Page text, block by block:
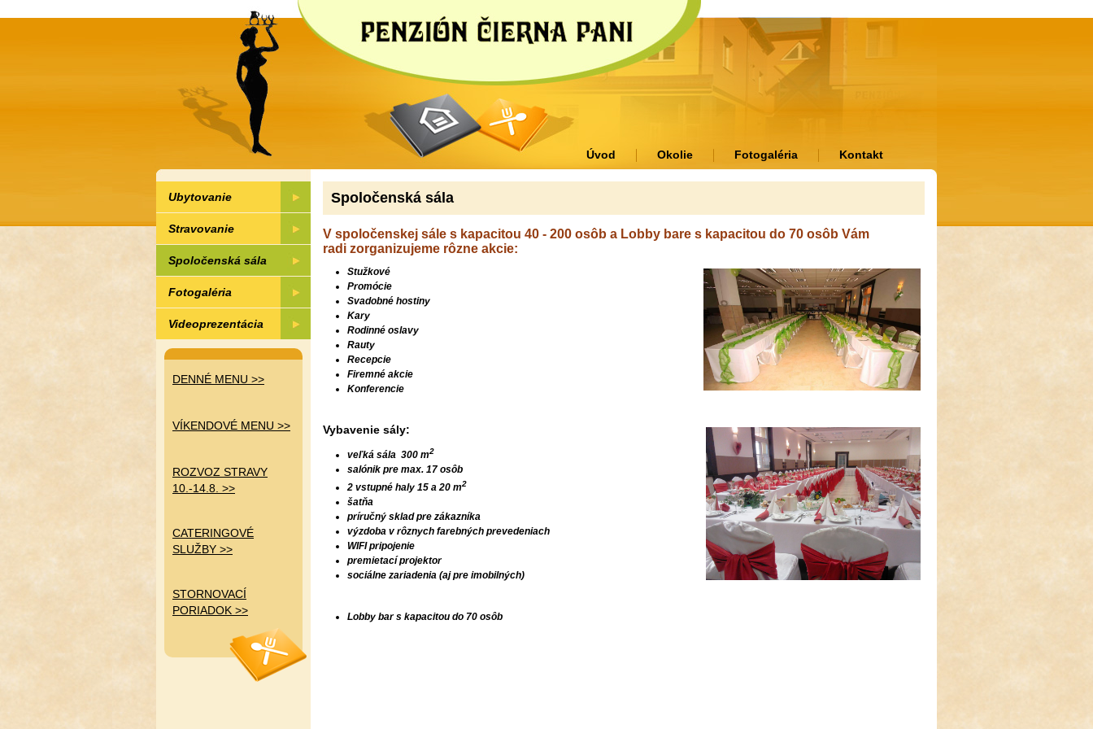
Spoločenská sála
V spoločenskej sále s kapacitou 40 - 200 osôb a Lobby bare s kapacitou do 70 osôb Vám
radi zorganizujeme rôzne akcie:
Stužkové
Promócie
Svadobné hostiny
Kary
Rodinné oslavy
Rauty
Recepcie
Firemné akcie
Konferencie
Vybavenie sály:
veľká sála 300 m2
salónik pre max. 17 osôb
2 vstupné haly 15 a 20 m2
šatňa
príručný sklad pre zákazníka
výzdoba v rôznych farebných prevedeniach
WIFI pripojenie
premietací projektor
sociálne zariadenia (aj pre imobilných)
Lobby bar s kapacitou do 70 osôb
Ubytovanie
Stravovanie
Spoločenská sála
Fotogaléria
Videoprezentácia
DENNÉ MENU >>
VÍKENDOVÉ MENU >>
ROZVOZ STRAVY
10.-14.8. >>
CATERINGOVÉ
SLUŽBY >>
STORNOVACÍ
PORIADOK >>
Úvod Okolie Fotogaléria Kontakt